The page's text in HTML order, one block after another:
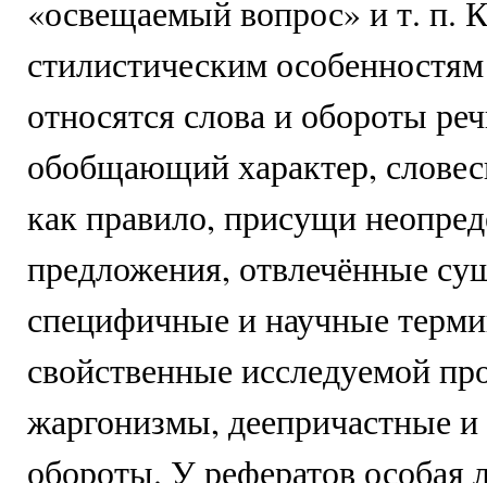
«освещаемый вопрос» и т. п.
стилистическим
относятся слова и обороты
обобщающий характер,
как правило, присущи
предложения, отвлечённые
специфичные и научные
свойственные исследуемой
жаргонизмы, деепричастные
обороты. У рефератов особая